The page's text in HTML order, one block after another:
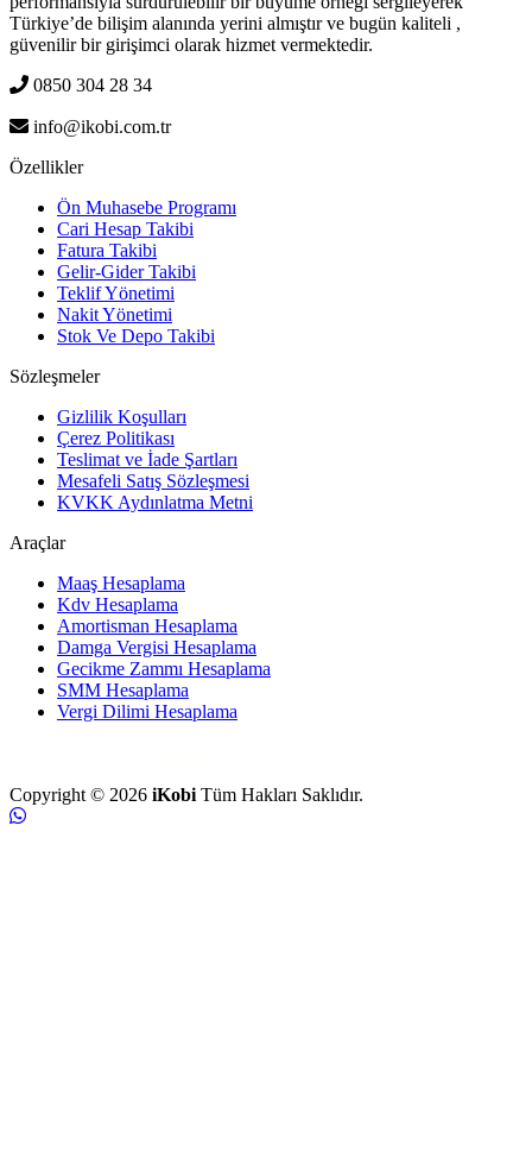
Türkiye’de bilişim alanında yerini almıştır ve bugün kaliteli ,
güvenilir bir girişimci olarak hizmet vermektedir.
0850 304 28 34
info@ikobi.com.tr
Özellikler
Ön Muhasebe Programı
Cari Hesap Takibi
Fatura Takibi
Gelir-Gider Takibi
Teklif Yönetimi
Nakit Yönetimi
Stok Ve Depo Takibi
Sözleşmeler
Gizlilik Koşulları
Çerez Politikası
Teslimat ve İade Şartları
Mesafeli Satış Sözleşmesi
KVKK Aydınlatma Metni
Araçlar
Maaş Hesaplama
Kdv Hesaplama
Amortisman Hesaplama
Damga Vergisi Hesaplama
Gecikme Zammı Hesaplama
SMM Hesaplama
Vergi Dilimi Hesaplama
Copyright © 2026 iKobi Tüm Hakları Saklıdır.